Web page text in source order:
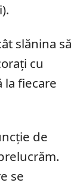
slănina să
cu
fiecare
de
se